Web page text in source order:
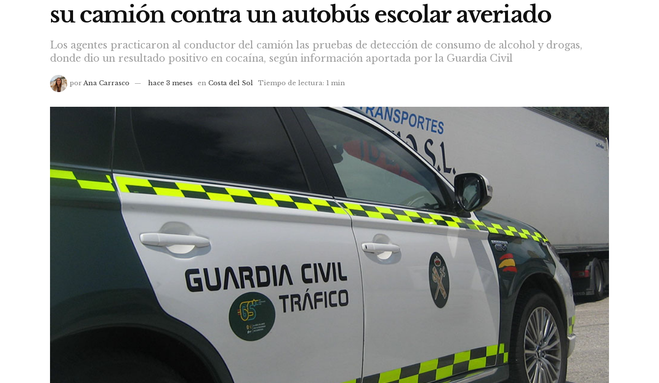
su camión contra un autobús escolar averiado
Los agentes practicaron al conductor del camión las pruebas de detección de consumo de alcohol y drogas,
donde dio un resultado positivo en cocaína, según información aportada por la Guardia Civil
por Ana Carrasco hace 3 meses en Costa del Sol Tiempo de lectura: 1 min